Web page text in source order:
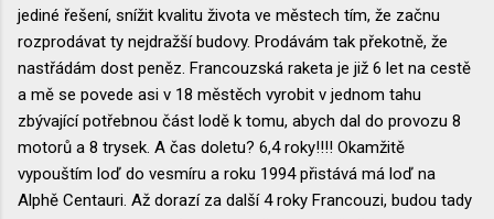
jediné řešení, snížit kvalitu života ve městech tím, že začnu
rozprodávat ty nejdražší budovy. Prodávám tak překotně, že
nastřádám dost peněz. Francouzská raketa je již 6 let na cestě
a mě se povede asi v 18 městěch vyrobit v jednom tahu
zbývající potřebnou část lodě k tomu, abych dal do provozu 8
motorů a 8 trysek. A čas doletu? 6,4 roky!!!! Okamžitě
vypouštím loď do vesmíru a roku 1994 přistává má loď na
Alphě Centauri. Až dorazí za další 4 roky Francouzi, budou tady